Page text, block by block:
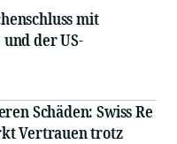
mit
der US-
Schäden: Swiss Re
Vertrauen trotz